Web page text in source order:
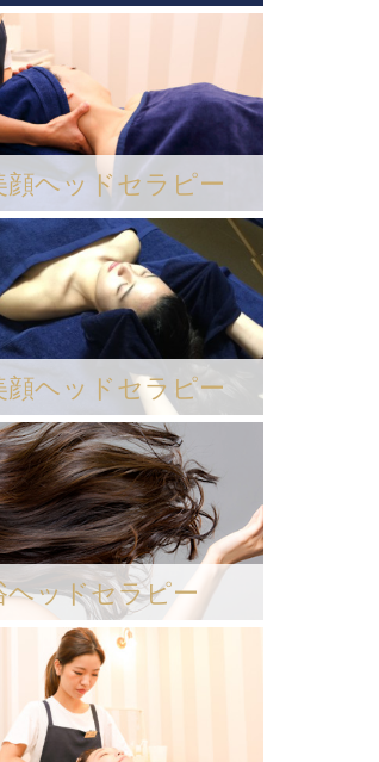
顔ヘッドセラピー
顔ヘッドセラピー
ヘッドセラピー